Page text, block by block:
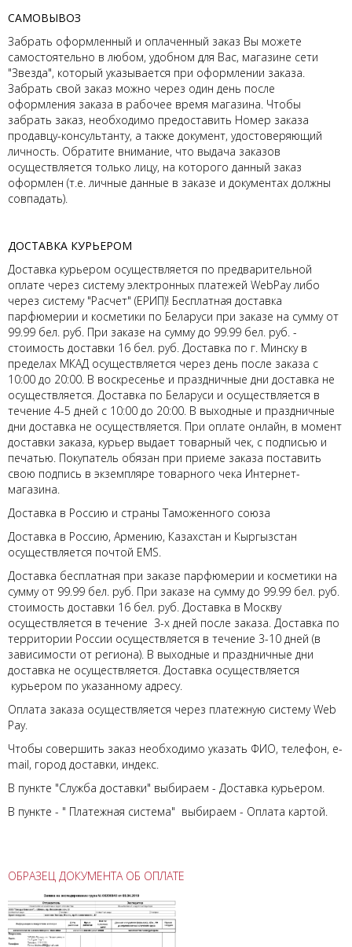
САМОВЫВОЗ
Забрать оформленный и оплаченный заказ Вы можете
самостоятельно в любом, удобном для Вас, магазине сети
"Звезда", который указывается при оформлении заказа.
Забрать свой заказ можно через один день после
оформления заказа в рабочее время магазина. Чтобы
забрать заказ, необходимо предоставить Номер заказа
продавцу-консультанту, а также документ, удостоверяющий
личность. Обратите внимание, что выдача заказов
осуществляется только лицу, на которого данный заказ
оформлен (т.е. личные данные в заказе и документах должны
совпадать).
ДОСТАВКА КУРЬЕРОМ
Доставка курьером осуществляется по предварительной
оплате через систему электронных платежей WebPay либо
через систему "Расчет" (ЕРИП)! Бесплатная доставка
парфюмерии и косметики по Беларуси при заказе на сумму от
99.99 бел. руб. При заказе на сумму до 99.99 бел. руб. -
стоимость доставки 16 бел. руб. Доставка по г. Минску в
пределах МКАД осуществляется через день после заказа с
10:00 до 20:00. В воскресенье и праздничные дни доставка не
осуществляется. Доставка по Беларуси и осуществляется в
течение 4-5 дней с 10:00 до 20:00. В выходные и праздничные
дни доставка не осуществляется. При оплате онлайн, в момент
доставки заказа, курьер выдает товарный чек, с подписью и
печатью. Покупатель обязан при приеме заказа поставить
свою подпись в экземпляре товарного чека Интернет-
магазина.
Доставка в Россию и страны Таможенного союза
Доставка в Россию, Армению, Казахстан и Кыргызстан
осуществляется почтой EMS.
Доставка бесплатная при заказе парфюмерии и косметики на
сумму от 99.99 бел. руб. При заказе на сумму до 99.99 бел. руб.
стоимость доставки 16 бел. руб. Доставка в Москву
осуществляется в течение 3-х дней после заказа. Доставка по
территории России осуществляется в течение 3-10 дней (в
зависимости от региона). В выходные и праздничные дни
доставка не осуществляется. Доставка осуществляется
курьером по указанному адресу.
Оплата заказа осуществляется через платежную систему Web
Pay.
Чтобы совершить заказ необходимо указать ФИО, телефон, e-
mail, город доставки, индекс.
В пункте "Служба доставки" выбираем - Доставка курьером.
В пункте - " Платежная система" выбираем - Оплата картой.
ОБРАЗЕЦ ДОКУМЕНТА ОБ ОПЛАТЕ